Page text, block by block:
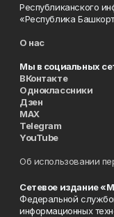
Республиканского
«Республика
О нас
Мы в социальных
ВКонтакте
Одноклассники
Дзен
MAX
Telegram
YouTube
Об использовании
Сетевое издание
Федеральной
информационных